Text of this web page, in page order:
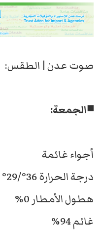
صوت عدن | الطقس:
◾الجمعة:
أجواء غائمة
درجة الحرارة 36°/29°
هطول الأمطار 0%
غائم 94%